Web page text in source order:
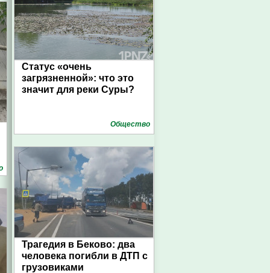
Статус «очень
загрязненной»: что это
значит для реки Суры?
Общество
Трагедия в Беково: два
человека погибли в ДТП с
грузовиками